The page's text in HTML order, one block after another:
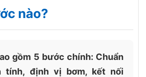
nào?
gồm 5 bước chính: Chuẩn
tính, định vị bơm, kết nối